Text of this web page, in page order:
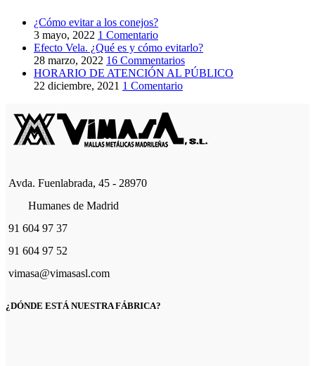
¿Cómo evitar a los conejos?
3 mayo, 2022 1 Comentario
Efecto Vela. ¿Qué es y cómo evitarlo?
28 marzo, 2022 16 Commentarios
HORARIO DE ATENCIÓN AL PÚBLICO
22 diciembre, 2021 1 Comentario
Avda. Fuenlabrada, 45 - 28970
Humanes de Madrid
91 604 97 37
91 604 97 52
vimasa@vimasasl.com
¿DÓNDE ESTÁ NUESTRA FÁBRICA?